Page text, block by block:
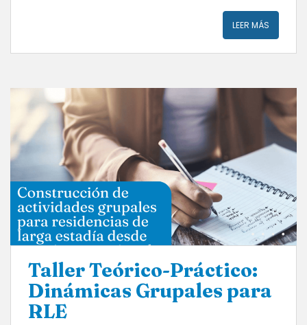
LEER MÁS
​Taller Teórico-Práctico:
Dinámicas Grupales para
RLE